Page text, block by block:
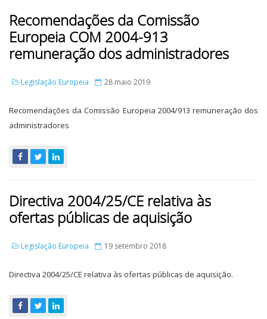
Recomendações da Comissão
Europeia COM 2004-913
remuneração dos administradores
Legislação Europeia 28 maio 2019
Recomendações da Comissão Europeia 2004/913 remuneração dos
administradores
Directiva 2004/25/CE relativa às
ofertas públicas de aquisição
Legislação Europeia 19 setembro 2018
Directiva 2004/25/CE relativa às ofertas públicas de aquisição.